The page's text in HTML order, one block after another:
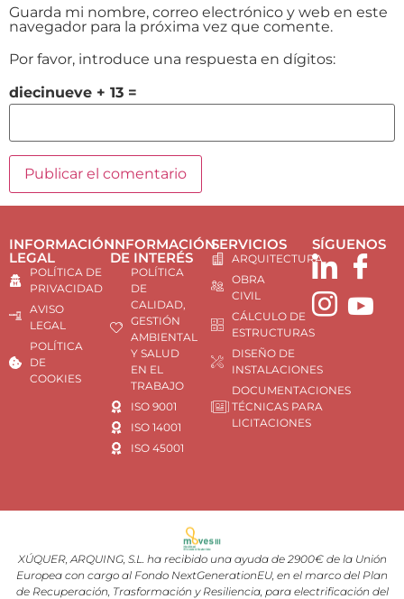
Guarda mi nombre, correo electrónico y web en este
navegador para la próxima vez que comente.
Por favor, introduce una respuesta en dígitos:
diecinueve + 13 =
INFORMACIÓN
LEGAL
POLÍTICA DE
PRIVACIDAD
AVISO
LEGAL
POLÍTICA
DE
COOKIES
INFORMACIÓN
DE INTERÉS
POLÍTICA
DE
CALIDAD,
GESTIÓN
AMBIENTAL
Y SALUD
EN EL
TRABAJO
ISO 9001
ISO 14001
ISO 45001
SERVICIOS
ARQUITECTURA
OBRA
CIVIL
CÁLCULO DE
ESTRUCTURAS
DISEÑO DE
INSTALACIONES
DOCUMENTACIONES
TÉCNICAS PARA
LICITACIONES
SÍGUENOS
XÚQUER, ARQUING, S.L. ha recibido una ayuda de 2900€ de la Unión
Europea con cargo al Fondo NextGenerationEU, en el marco del Plan
de Recuperación, Trasformación y Resiliencia, para electrificación del